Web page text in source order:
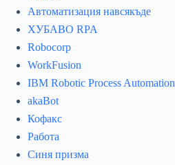
Автоматизация навсякъде
ХУБАВО RPA
Robocorp
WorkFusion
IBM Robotic Process Automation
akaBot
Кофакс
Работа
Синя призма